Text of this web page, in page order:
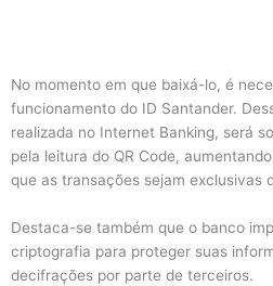
No momento em que baixá-lo, é
funcionamento do ID Santander.
realizada no Internet Banking, será
pela leitura do QR Code,
que as transações sejam exclusivas
Destaca-se também que o banco
criptografia para proteger suas
decifrações por parte de terceiros.